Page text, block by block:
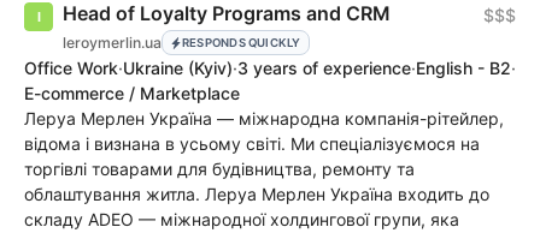
Head of Loyalty Programs and CRM
leroymerlin.ua RESPONDS QUICKLY
$$$
Office Work·Ukraine (Kyiv)·3 years of experience·English - B2·
E-commerce / Marketplace
Леруа Мерлен Україна — міжнародна компанія-рітейлер,
відома і визнана в усьому світі. Ми спеціалізуємося на
торгівлі товарами для будівництва, ремонту та
облаштування житла. Леруа Мерлен Україна входить до
складу ADEO — міжнародної холдингової групи, яка